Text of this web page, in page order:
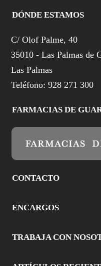
DÓNDE ESTAMOS
C/ Olof Palme, 40
35010 - Las Palmas de
Las Palmas
Teléfono: 928 271 300
FARMACIAS DE
CONTACTO
ENCARGOS
TRABAJA CON